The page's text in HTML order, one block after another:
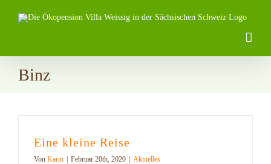
Inhalt
Binz
Eine kleine Reise
Von Karin Februar 20th, 2020 Aktuelles